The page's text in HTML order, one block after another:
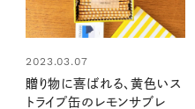
2023.03.07
贈り物に喜ばれる、黄色いス
トライプ缶のレモンサブレ